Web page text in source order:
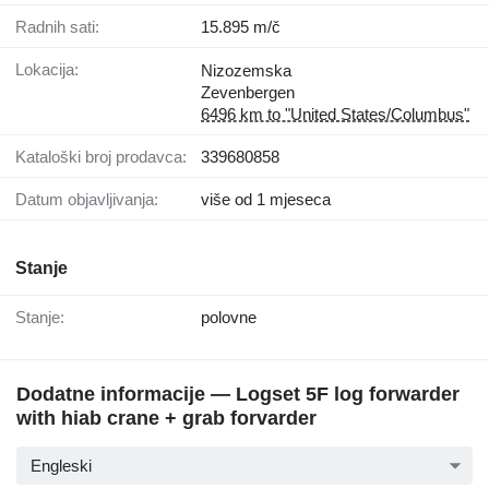
Radnih sati: 15.895 m/č
Lokacija:
Nizozemska
Zevenbergen
6496 km to "United States/Columbus"
Kataloški broj prodavca: 339680858
Datum objavljivanja: više od 1 mjeseca
Stanje
Stanje: polovne
Dodatne informacije — Logset 5F log forwarder
with hiab crane + grab forvarder
Engleski